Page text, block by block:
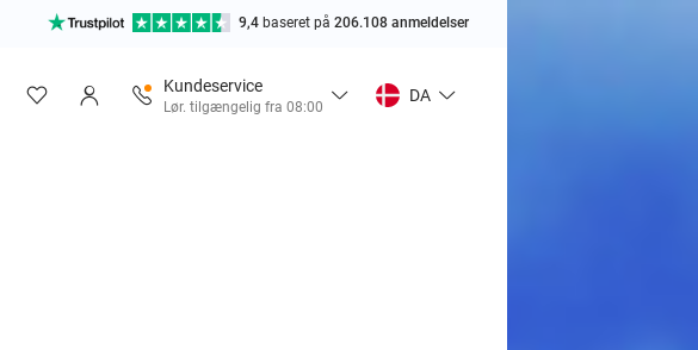
9,4 baseret på 206.108 anmeldelser
Kundeservice
Lør. tilgængelig fra 08:00
DA